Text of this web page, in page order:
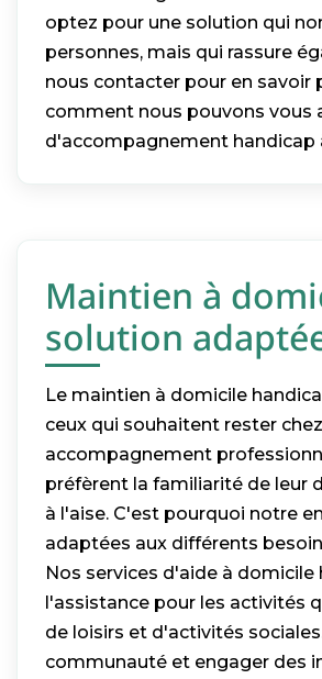
optez pour une solution qui
personnes, mais qui rassure
nous contacter pour en savoir
comment nous pouvons vous
d'accompagnement handicap
Maintien à
solution
Le maintien à domicile
ceux qui souhaitent rester
accompagnement
préfèrent la familiarité de leur
à l'aise. C'est pourquoi notre
adaptées aux différents
Nos services d'aide à
l'assistance pour les activités
de loisirs et d'activités
communauté et engager des